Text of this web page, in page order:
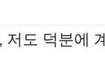
저도 덕분에